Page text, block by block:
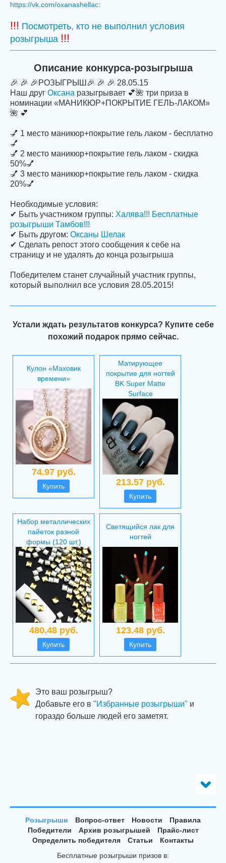
https://vk.com/oxanashellac:
!!! Посмотреть, кто не выполнил условия
розыгрыша !!!
Описание конкурса-розыгрыша
🎉 🎉 🎉РОЗЫГРЫШ🎉 🎉 🎉 28.05.15
Наш друг Оксана разыгрывает 💕🌺 три приза в
номинации «МАНИКЮР+ПОКРЫТИЕ ГЕЛЬ-ЛАКОМ»
🌺 💕
💅 1 место маникюр+покрытие гель лаком - бесплатно
💅
💅 2 место маникюр+покрытие гель лаком - скидка
50%💅
💅 3 место маникюр+покрытие гель лаком - скидка
20%💅
Необходимые условия:
✔ Быть участником группы: Халява!!! Бесплатные
розыгрыши Тамбов!!!
✔ Быть другом: Оксаны Шелак
✔ Сделать репост этого сообщения к себе на
страницу и не удалять до конца розыгрыша
Победителем станет случайный участник группы,
который выполнил все условия 28.05.2015!
Устали ждать результатов конкурса? Купите себе
похожий подарок прямо сейчас.
Кулон «Маховик
времени»
74.97 руб.
Купить
Матирующее
покрытие для ногтей
BK Super Matte
Surface
213.57 руб.
Купить
Набор металлических
пайеток разной
формы (120 шт.)
480.48 руб.
Купить
Светящийся лак для
ногтей
123.48 руб.
Купить
Это ваш розыгрыш?
Добавьте его в "Избранные розыгрыши" и
гораздо больше людей его заметят.
Розыгрыши Вопрос-ответ Новости
Правила
Победители
Архив розыгрышей
Прайс-лист
Определить победителя
Статьи
Контакты
Бесплатные розыгрыши призов в: